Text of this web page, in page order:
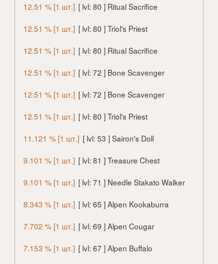
12.51 % [1 шт.] [ lvl: 80 ] Ritual Sacrifice
12.51 % [1 шт.] [ lvl: 80 ] Triol's Priest
12.51 % [1 шт.] [ lvl: 80 ] Ritual Sacrifice
12.51 % [1 шт.] [ lvl: 72 ] Bone Scavenger
12.51 % [1 шт.] [ lvl: 72 ] Bone Scavenger
12.51 % [1 шт.] [ lvl: 80 ] Triol's Priest
11.121 % [1 шт.] [ lvl: 53 ] Sairon's Doll
9.101 % [1 шт.] [ lvl: 81 ] Treasure Chest
9.101 % [1 шт.] [ lvl: 71 ] Needle Stakato Walker
8.343 % [1 шт.] [ lvl: 65 ] Alpen Kookaburra
7.702 % [1 шт.] [ lvl: 69 ] Alpen Cougar
7.153 % [1 шт.] [ lvl: 67 ] Alpen Buffalo